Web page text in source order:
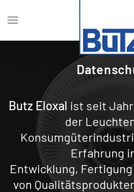
Butz Eloxal ist seit
der
Erfahrung
Entwicklung,
von